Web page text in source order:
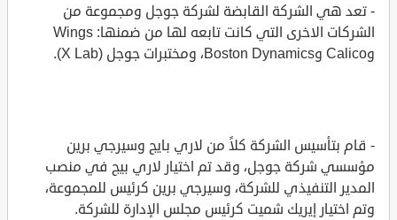
- تعد هي الشركة القابضة لشركة جوجل ومجموعة من
الشركات الاخرى التي كانت تابعه لها من ضمنها: Wings
وCalico وBoston Dynamics، ومختبرات جوجل (X Lab).
- قام بتأسيس الشركة كلاً من لاري بايج وسيرجي برين
مؤسسي شركة جوجل، وقد تم اختيار لاري بيج في منصب
المدير التنفيذي للشركة، وسيرجي برين كرئيس للمجموعة،
وتم اختيار إيريك شميت كرئيس مجلس الإدارة للشركة.